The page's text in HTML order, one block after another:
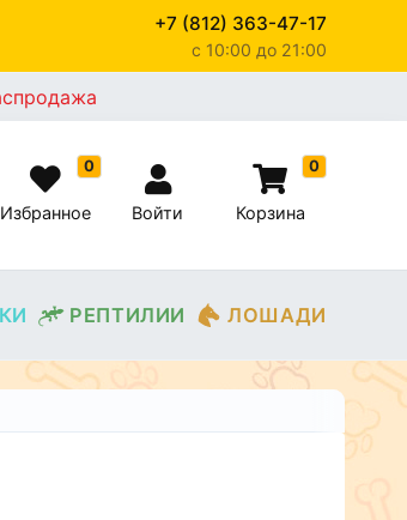
+7 (812) 363-47-17
c 10:00 до 21:00
0
Избранное Войти
0
Корзина
РЕПТИЛИИ ЛОШАДИ